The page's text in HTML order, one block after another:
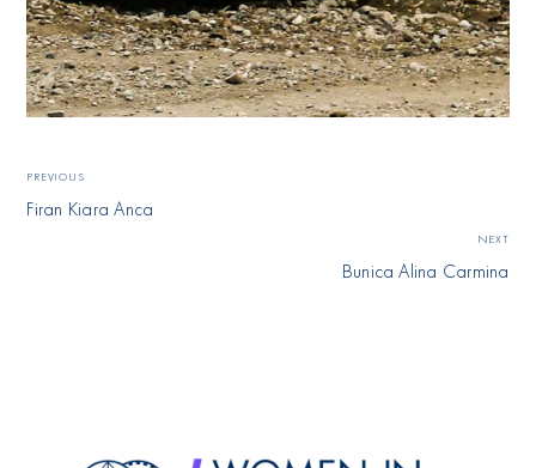
PREVIOUS
Firan Kiara Anca
NEXT
Bunica Alina Carmina